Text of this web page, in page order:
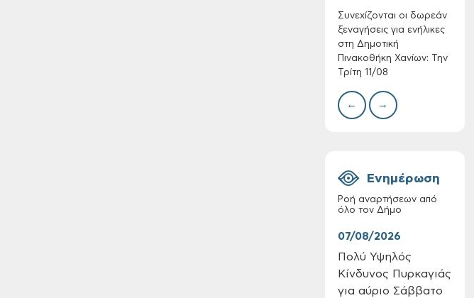
Επαναλειτουργία
Ονουφρίου
Συνεχίζονται οι δωρεάν
ξεναγήσεις για ενήλικες
στη Δημοτική
Πινακοθήκη Χανίων: Την
Τρίτη 11/08
← →
Ενημέρωση
Ροή αναρτήσεων από
όλο τον Δήμο
07/08/2026
Πολύ Υψηλός
Κίνδυνος Πυρκαγιάς
για αύριο Σάββατο